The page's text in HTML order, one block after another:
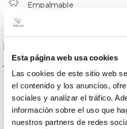
Esta página web usa cookies
Las cookies de este sitio web
el contenido y los anuncios,
sociales y analizar el tráfico.
información sobre el uso que
nuestros partners de redes
Empalmable
Datos ópticos
CRI Índice de repr.